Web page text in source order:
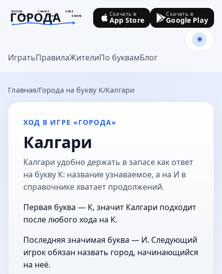
МОСКВА САМАРА
ОМСК
ТУЛА
СОЧИ КАЗАНЬ
ГОРОДА
goroda-na.ru
ИгратьПравилаЖителиПо буквамБлог
Скачать в
App Store
Скачать в
Google Play
Главная Города на букву К Калгари
ХОД В ИГРЕ «ГОРОДА»
Калгари
Калгари удобно держать в запасе как ответ
на букву К: название узнаваемое, а на И в
справочнике хватает продолжений.
Первая буква — К, значит Калгари подходит
после любого хода на К.
Последняя значимая буква — И. Следующий
игрок обязан назвать город, начинающийся
на неё.